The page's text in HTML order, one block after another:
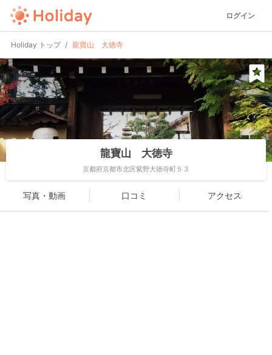
ログイン
Holiday トップ 龍寶山 大徳寺
龍寶山 大徳寺
京都府京都市北区紫野大徳寺町５３
写真・動画 口コミ アクセス